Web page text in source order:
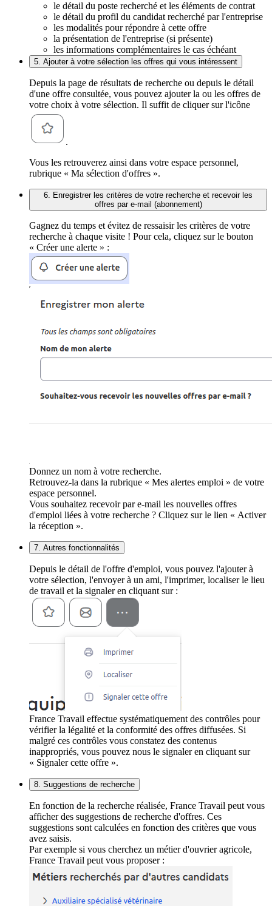
le détail du poste recherché et les éléments de contrat
le détail du profil du candidat recherché par l'entreprise
les modalités pour répondre à cette offre
la présentation de l'entreprise (si présente)
les informations complémentaires le cas échéant
5. Ajouter à votre sélection les offres qui vous intéressent
Depuis la page de résultats de recherche ou depuis le détail
d'une offre consultée, vous pouvez ajouter la ou les offres de
votre choix à votre sélection. Il suffit de cliquer sur l'icône
.
Vous les retrouverez ainsi dans votre espace personnel,
rubrique « Ma sélection d'offres ».
6. Enregistrer les critères de votre recherche et recevoir les
offres par e-mail (abonnement)
Gagnez du temps et évitez de ressaisir les critères de votre
recherche à chaque visite ! Pour cela, cliquez sur le bouton
« Créer une alerte » :
Donnez un nom à votre recherche.
Retrouvez-la dans la rubrique « Mes alertes emploi » de votre
espace personnel.
Vous souhaitez recevoir par e-mail les nouvelles offres
d'emploi liées à votre recherche ? Cliquez sur le lien « Activer
la réception ».
7. Autres fonctionnalités
Depuis le détail de l'offre d'emploi, vous pouvez l'ajouter à
votre sélection, l'envoyer à un ami, l'imprimer, localiser le lieu
de travail et la signaler en cliquant sur :
France Travail effectue systématiquement des contrôles pour
vérifier la légalité et la conformité des offres diffusées. Si
malgré ces contrôles vous constatez des contenus
inappropriés, vous pouvez nous le signaler en cliquant sur
« Signaler cette offre ».
8. Suggestions de recherche
En fonction de la recherche réalisée, France Travail peut vous
afficher des suggestions de recherche d'offres. Ces
suggestions sont calculées en fonction des critères que vous
avez saisis.
Par exemple si vous cherchez un métier d'ouvrier agricole,
France Travail peut vous proposer :